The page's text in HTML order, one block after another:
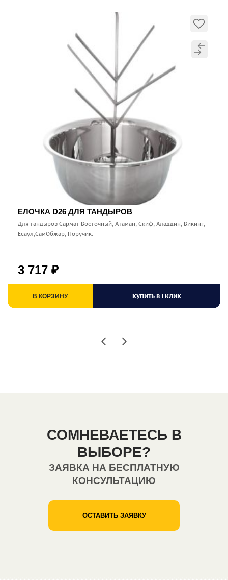
ЕЛОЧКА D26 ДЛЯ ТАНДЫРОВ
Для тандыров Сармат Восточный, Атаман, Скиф, Аладдин, Викинг,
Есаул,СамОбжар, Поручик.
3 717 ₽
В КОРЗИНУ КУПИТЬ В 1 КЛИК
СОМНЕВАЕТЕСЬ В
ВЫБОРЕ?
ЗАЯВКА НА БЕСПЛАТНУЮ
КОНСУЛЬТАЦИЮ
ОСТАВИТЬ ЗАЯВКУ